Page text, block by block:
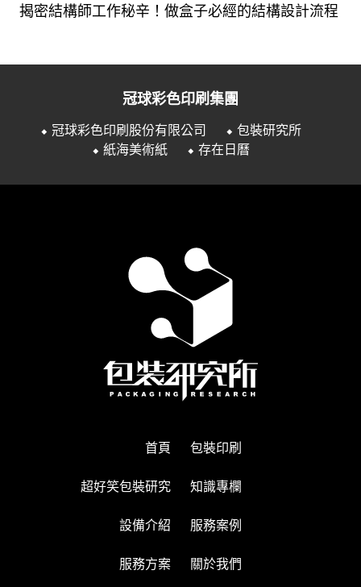
揭密結構師工作秘辛！做盒子必經的結構設計流程
冠球彩色印刷集團
⬥ 冠球彩色印刷股份有限公司
⬥ 包裝研究所
⬥ 紙海美術紙
⬥ 存在日曆
首頁 包裝印刷
超好笑包裝研究 知識專欄
設備介紹 服務案例
服務方案 關於我們